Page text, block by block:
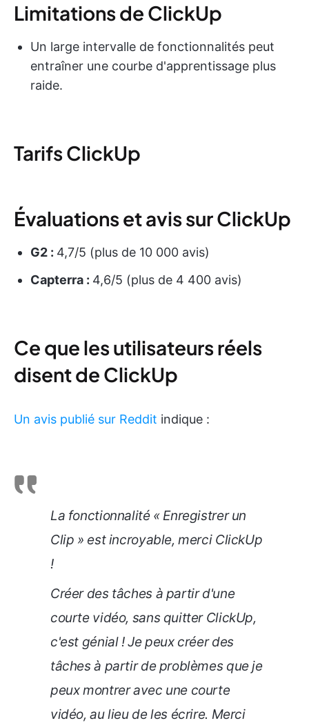
Limitations de ClickUp
Un large intervalle de fonctionnalités peut
entraîner une courbe d'apprentissage plus
raide.
Tarifs ClickUp
Évaluations et avis sur ClickUp
G2 : 4,7/5 (plus de 10 000 avis)
Capterra : 4,6/5 (plus de 4 400 avis)
Ce que les utilisateurs réels
disent de ClickUp
Un avis publié sur Reddit indique :
La fonctionnalité « Enregistrer un
Clip » est incroyable, merci ClickUp
!
Créer des tâches à partir d'une
courte vidéo, sans quitter ClickUp,
c'est génial ! Je peux créer des
tâches à partir de problèmes que je
peux montrer avec une courte
vidéo, au lieu de les écrire. Merci